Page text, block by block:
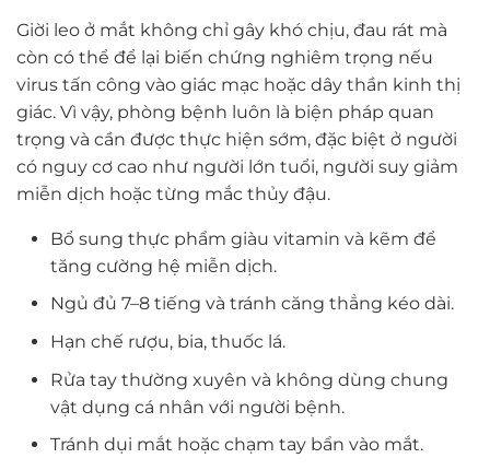
Giời leo ở mắt không chỉ gây khó chịu, đau rát mà
còn có thể để lại biến chứng nghiêm trọng nếu
virus tấn công vào giác mạc hoặc dây thần kinh thị
giác. Vì vậy, phòng bệnh luôn là biện pháp quan
trọng và cần được thực hiện sớm, đặc biệt ở người
có nguy cơ cao như người lớn tuổi, người suy giảm
miễn dịch hoặc từng mắc thủy đậu.
Bổ sung thực phẩm giàu vitamin và kẽm để
tăng cường hệ miễn dịch.
Ngủ đủ 7–8 tiếng và tránh căng thẳng kéo dài.
Hạn chế rượu, bia, thuốc lá.
Rửa tay thường xuyên và không dùng chung
vật dụng cá nhân với người bệnh.
Tránh dụi mắt hoặc chạm tay bẩn vào mắt.